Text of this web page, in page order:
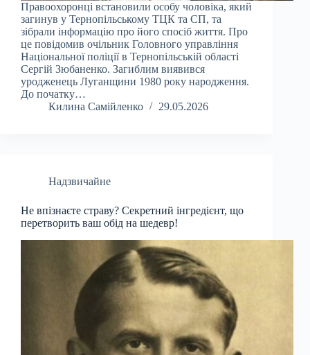
Правоохоронці встановили особу чоловіка, який
загинув у Тернопільському ТЦК та СП, та
зібрали інформацію про його спосіб життя. Про
це повідомив очільник Головного управління
Національної поліції в Тернопільській області
Сергій Зюбаненко. Загиблим виявився
уродженець Луганщини 1980 року народження.
До початку…
Килина Самійленко
29.05.2026
Надзвичайне
Не впізнаєте страву? Секретний інгредієнт, що
перетворить ваш обід на шедевр!